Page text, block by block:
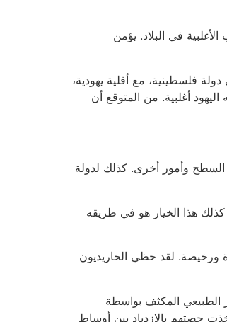
في البلاد. يؤمن
فلسطينية، مع أقلية يهودية،
أغلبية. من المتوقع أن
وأمور أخرى. كذلك لدولة
كذلك هذا الخيار هو في طريقه
ورخيصة. لقد حظي الحاريديون
الطبيعي المكثف بواسطة
حصتهم بالازدياد بين أوساط